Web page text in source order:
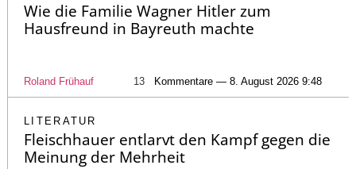
Wie die Familie Wagner Hitler zum
Hausfreund in Bayreuth machte
Roland Frühauf 13 Kommentare — 8. August 2026 9:48
LITERATUR
Fleischhauer entlarvt den Kampf gegen die
Meinung der Mehrheit